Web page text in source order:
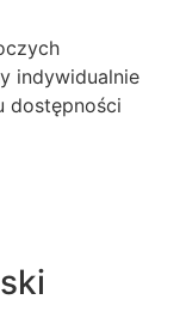
indywidualnie
dostępności